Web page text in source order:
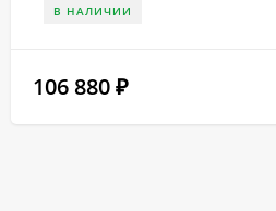
В НАЛИЧИИ
106 880 ₽